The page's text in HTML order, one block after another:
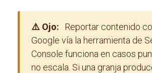
⚠️ Ojo:
Reportar contenido
Google vía la herramienta de
Console funciona en casos
no escala. Si una granja